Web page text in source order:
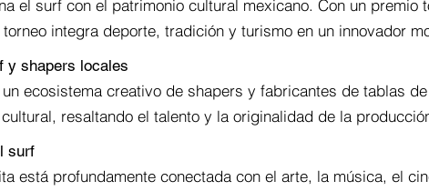
el surf con el patrimonio cultural mexicano. Con un premio
integra deporte, tradición y turismo en un innovador
y shapers locales
ecosistema creativo de shapers y fabricantes de tablas
resaltando el talento y la originalidad de la
surf
está profundamente conectada con el arte, la música, el